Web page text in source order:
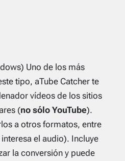
Uno de los más
tipo, aTube Catcher te
vídeos de los sitios
(no sólo YouTube).
a otros formatos, entre
el audio). Incluye
la conversión y puede